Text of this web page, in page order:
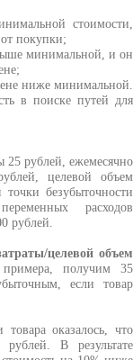
стоимости,
покупки;
минимальной, и он
ниже минимальной.
в поиске путей для
25 рублей, ежемесячно
целевой объем
безубыточности
расходов
рублей.
целевой объем
примера, получим 35
если товар
оказалось, что
В результате